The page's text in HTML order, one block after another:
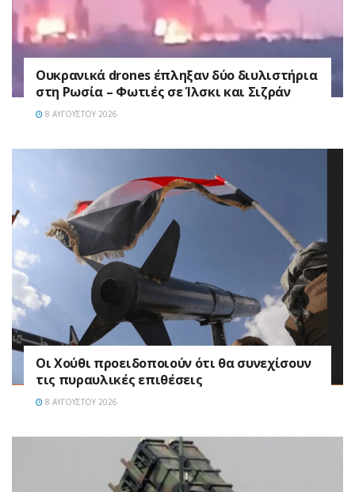
Ουκρανικά drones έπληξαν δύο διυλιστήρια
στη Ρωσία – Φωτιές σε Ίλσκι και Σιζράν
8 ΑΥΓΟΎΣΤΟΥ 2026
Οι Χούθι προειδοποιούν ότι θα συνεχίσουν
τις πυραυλικές επιθέσεις
8 ΑΥΓΟΎΣΤΟΥ 2026